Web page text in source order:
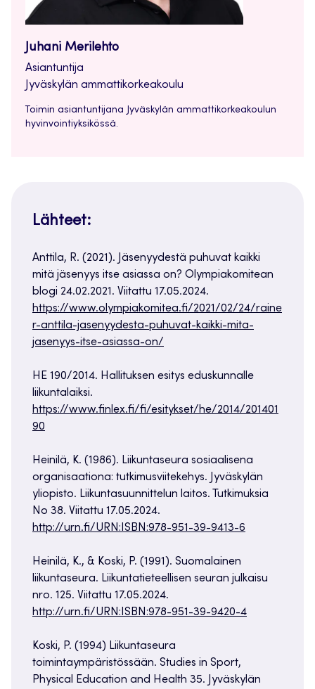
Juhani Merilehto
Asiantuntija
Jyväskylän ammattikorkeakoulu
Toimin asiantuntijana Jyväskylän ammattikorkeakoulun
hyvinvointiyksikössä.
Lähteet:
Anttila, R. (2021). Jäsenyydestä puhuvat kaikki
mitä jäsenyys itse asiassa on? Olympiakomitean
blogi 24.02.2021. Viitattu 17.05.2024.
https://www.olympiakomitea.fi/2021/02/24/raine
r-anttila-jasenyydesta-puhuvat-kaikki-mita-
jasenyys-itse-asiassa-on/
HE 190/2014. Hallituksen esitys eduskunnalle
liikuntalaiksi.
https://www.finlex.fi/fi/esitykset/he/2014/201401
90
Heinilä, K. (1986). Liikuntaseura sosiaalisena
organisaationa: tutkimusviitekehys. Jyväskylän
yliopisto. Liikuntasuunnittelun laitos. Tutkimuksia
No 38. Viitattu 17.05.2024.
http://urn.fi/URN:ISBN:978-951-39-9413-6
Heinilä, K., & Koski, P. (1991). Suomalainen
liikuntaseura. Liikuntatieteellisen seuran julkaisu
nro. 125. Viitattu 17.05.2024.
http://urn.fi/URN:ISBN:978-951-39-9420-4
Koski, P. (1994) Liikuntaseura
toimintaympäristössään. Studies in Sport,
Physical Education and Health 35. Jyväskylän